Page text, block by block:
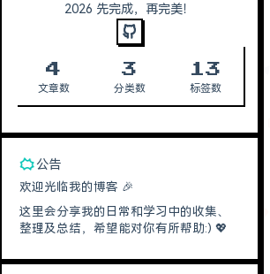
2026 先完成，再完美！
4
文章数
3
分类数
13
标签数
公告
欢迎光临我的博客 🎉
这里会分享我的日常和学习中的收集、
整理及总结，希望能对你有所帮助:) 💖